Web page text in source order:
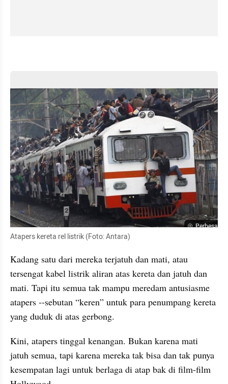
Perbesar
Atapers kereta rel listrik (Foto: Antara)
Kadang satu dari mereka terjatuh dan mati, atau
tersengat kabel listrik aliran atas kereta dan jatuh dan
mati. Tapi itu semua tak mampu meredam antusiasme
atapers --sebutan “keren” untuk para penumpang kereta
yang duduk di atas gerbong.
Kini, atapers tinggal kenangan. Bukan karena mati
jatuh semua, tapi karena mereka tak bisa dan tak punya
kesempatan lagi untuk berlaga di atap bak di film-film